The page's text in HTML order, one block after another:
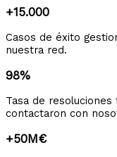
+15.000
Casos de éxito
nuestra red.
98%
Tasa de
contactaron con
+50M€